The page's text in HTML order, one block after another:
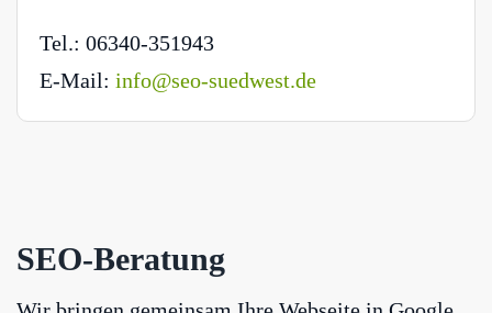
Tel.: 06340-351943
E-Mail: info@seo-suedwest.de
SEO-Beratung